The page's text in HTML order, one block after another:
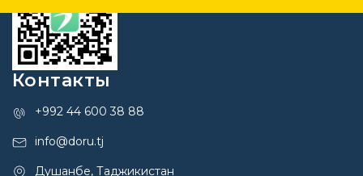
Контакты
+992 44 600 38 88
info@doru.tj
Душанбе, Таджикистан